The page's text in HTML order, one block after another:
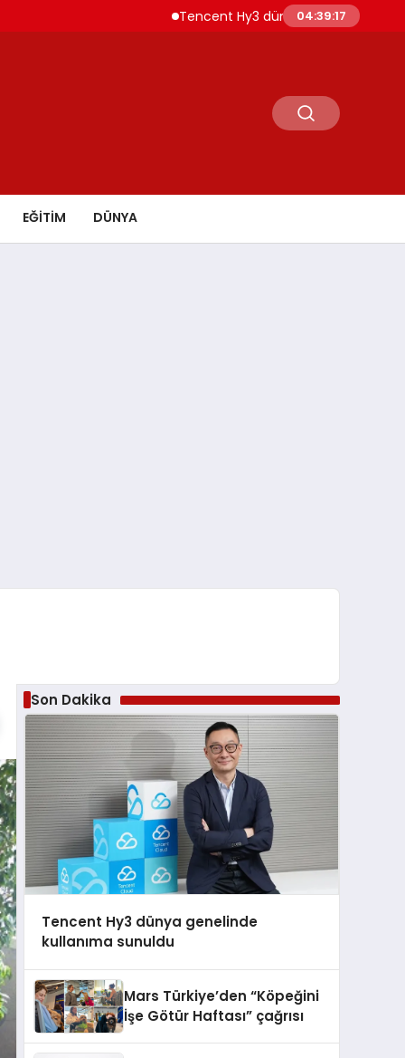
Tencent Hy3 dünya genelinde kullanıma
04:39:18
EĞİTİM DÜNYA
Son Dakika
Tencent Hy3 dünya genelinde
kullanıma sunuldu
Mars Türkiye’den “Köpeğini
İşe Götür Haftası” çağrısı